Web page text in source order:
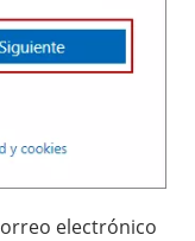
electrónico